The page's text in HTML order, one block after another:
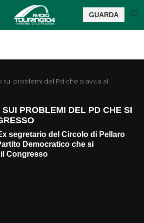
GUARDA
sui problemi del Pd che si avvia al
PROBLEMI DEL PD CHE SI
segretario del Circolo di Pellaro
Democratico che si
Congresso